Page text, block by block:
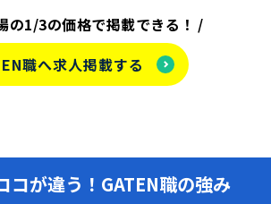
の1/3の価格で掲載できる！
職へ求人掲載する
コが違う！GATEN職の強み